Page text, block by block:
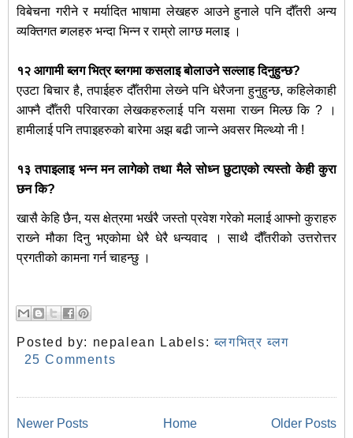
विबेचना गरीने र मर्यादित भाषामा लेखहरु आउने हुनाले पनि दौँतरी अन्य
व्यक्तिगत ब्गलहरु भन्दा भिन्न र राम्रो लाग्छ मलाइ ।
१२ आगामी ब्लग भित्र ब्लगमा कसलाइ बोलाउने सल्लाह दिनुहुन्छ?
एउटा बिचार है, तपाईहरु दौँतरीमा लेख्‍ने पनि धेरैजना हुनुहुन्छ, कहिलेकाही
आफ्नै दौँतरी परिवारका लेखकहरुलाई पनि यसमा राख्‍न मिल्छ कि ? ।
हामीलाई पनि तपाइहरुको बारेमा अझ बढी जान्ने अवसर मिल्थ्यो नी !
१३ तपाइलाइ भन्न मन लागेको तथा मैले सोध्न छुटाएको त्यस्तो केही कुरा
छन कि?
खासै केहि छैन, यस क्षेत्रमा भर्खरै जस्तो प्रवेश गरेको मलाई आफ्नो कुराहरु
राख्‍ने मौका दिनु भएकोमा धेरै धेरै धन्यवाद । साथै दौँतरीको उत्तरोत्तर
प्रगतीको कामना गर्न चाहन्छु ।
Posted by: nepalean Labels:ब्लगभित्र ब्लग
25 Comments
Newer Posts Older Posts
Home